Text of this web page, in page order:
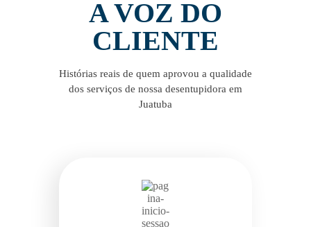
A VOZ DO
CLIENTE
Histórias reais de quem aprovou a qualidade
dos serviços de nossa desentupidora em
Juatuba